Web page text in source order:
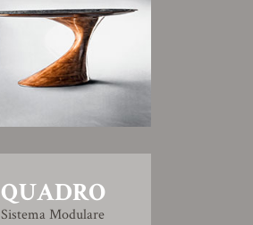
QUADRO
Sistema Modulare